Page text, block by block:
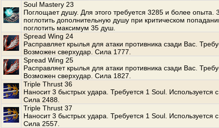
Soul Mastery 23
Поглощает душу. Для этого требуется 3285 и более опыта.
поглотить дополнительную душу при критическом
поглотить максимум 35 душ.
Spread Wing 24
Расправляет крылья для атаки противника сзади Вас.
Возможен сверхудар. Сила 1777.
Spread Wing 25
Расправляет крылья для атаки противника сзади Вас.
Возможен сверхудар. Сила 1827.
Triple Thrust 36
Наносит 3 быстрых удара. Требуется 1 Soul. Используется
Сила 2488.
Triple Thrust 37
Наносит 3 быстрых удара. Требуется 1 Soul. Используется
Сила 2557.